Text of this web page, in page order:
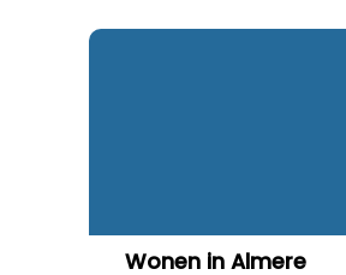
Wonen in Almere